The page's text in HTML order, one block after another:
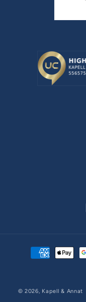
Betalningsmetoder
© 2026, Kapell & Annat